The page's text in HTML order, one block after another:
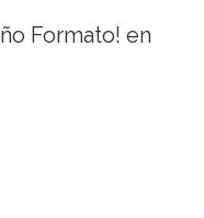
Formato! en